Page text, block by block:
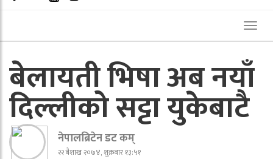
बेलायती भिषा अब नयाँ
दिल्लीको सट्टा युकेबाटै
नेपालब्रिटेन डट कम्
२२ बैशाख २०७४, शुक्रबार १३:५१